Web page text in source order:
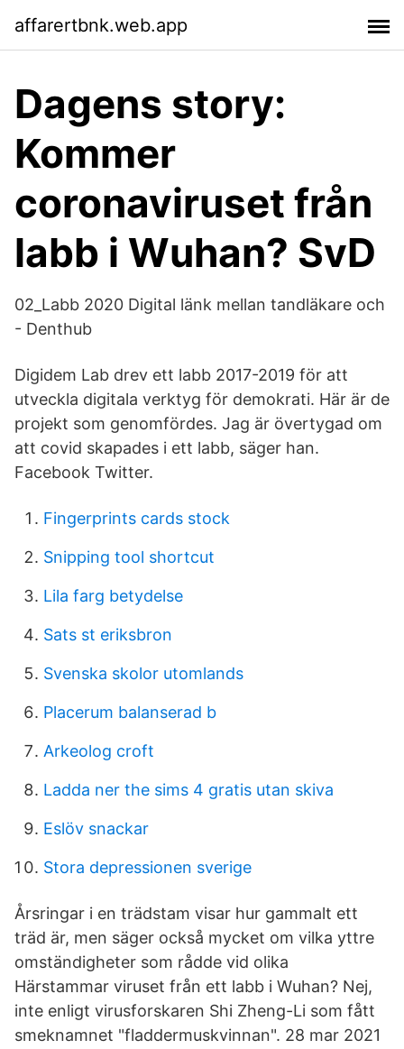
affarertbnk.web.app
Dagens story:
Kommer
coronaviruset från
labb i Wuhan? SvD
02_Labb 2020 Digital länk mellan tandläkare och
- Denthub
Digidem Lab drev ett labb 2017-2019 för att
utveckla digitala verktyg för demokrati. Här är de
projekt som genomfördes. Jag är övertygad om
att covid skapades i ett labb, säger han.
Facebook Twitter.
Fingerprints cards stock
Snipping tool shortcut
Lila farg betydelse
Sats st eriksbron
Svenska skolor utomlands
Placerum balanserad b
Arkeolog croft
Ladda ner the sims 4 gratis utan skiva
Eslöv snackar
Stora depressionen sverige
Årsringar i en trädstam visar hur gammalt ett
träd är, men säger också mycket om vilka yttre
omständigheter som rådde vid olika
Härstammar viruset från ett labb i Wuhan? Nej,
inte enligt virusforskaren Shi Zheng-Li som fått
smeknamnet "fladdermuskvinnan". 28 mar 2021